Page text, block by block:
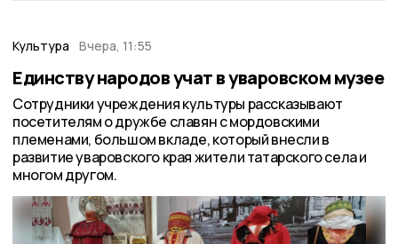
Культура Вчера, 11:55
Единству народов учат в уваровском музее
Сотрудники учреждения культуры рассказывают
посетителям о дружбе славян с мордовскими
племенами, большом вкладе, который внесли в
развитие уваровского края жители татарского села и
многом другом.